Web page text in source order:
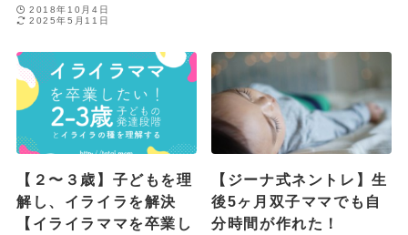
2018年10月4日
2025年5月11日
【２〜３歳】子どもを理
解し、イライラを解決
【イライラママを卒業し
【ジーナ式ネントレ】生
後5ヶ月双子ママでも自
分時間が作れた！